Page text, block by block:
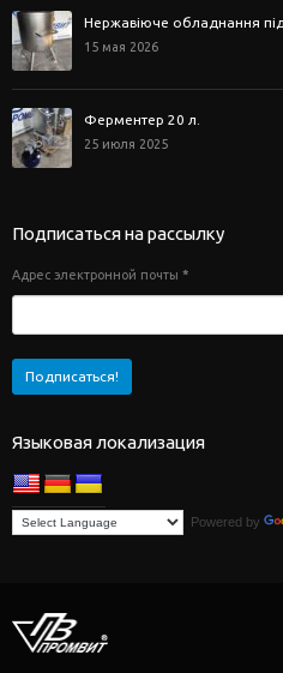
Нержавіюче обладнання
15 мая 2026
Ферментер 20 л.
25 июля 2025
Подписаться на рассылку
Адрес электронной почты *
Языковая локализация
Powered by